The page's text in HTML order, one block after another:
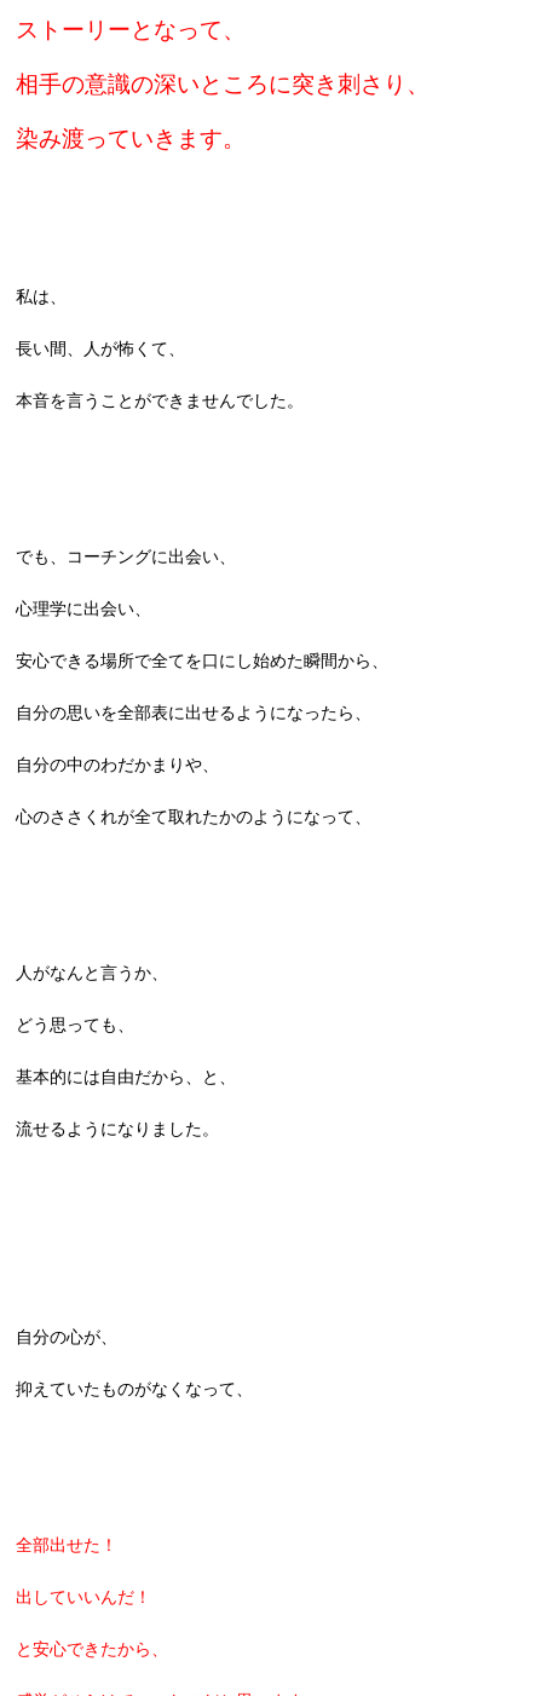
ストーリーとなって、
相手の意識の深いところに突き刺さり、
染み渡っていきます。
私は、
長い間、人が怖くて、
本音を言うことができませんでした。
でも、コーチングに出会い、
心理学に出会い、
安心できる場所で全てを口にし始めた瞬間から、
自分の思いを全部表に出せるようになったら、
自分の中のわだかまりや、
心のささくれが全て取れたかのようになって、
人がなんと言うか、
どう思っても、
基本的には自由だから、と、
流せるようになりました。
自分の心が、
抑えていたものがなくなって、
全部出せた！
出していいんだ！
と安心できたから、